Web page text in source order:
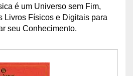
é um Universo sem Fim,
Livros Físicos e Digitais para
seu Conhecimento.